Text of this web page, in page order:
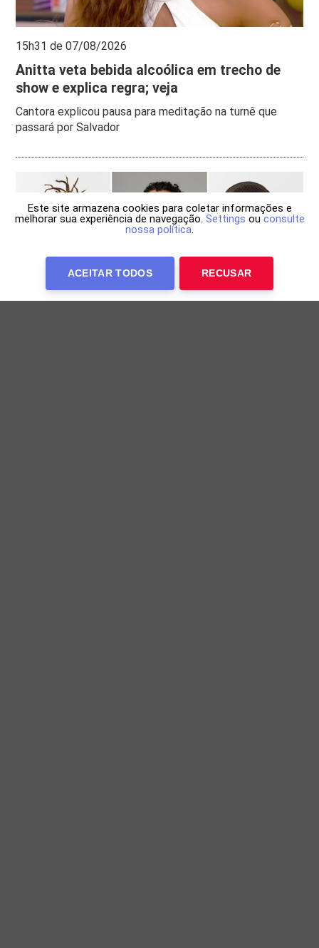
15h31 de 07/08/2026
Anitta veta bebida alcoólica em trecho de
show e explica regra; veja
Cantora explicou pausa para meditação na turnê que
passará por Salvador
Este site armazena cookies para coletar informações e
melhorar sua experiência de navegação. Settings ou consulte
nossa política.
ACEITAR TODOS RECUSAR